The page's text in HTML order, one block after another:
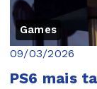
Games
09/03/2026
PS6 mais